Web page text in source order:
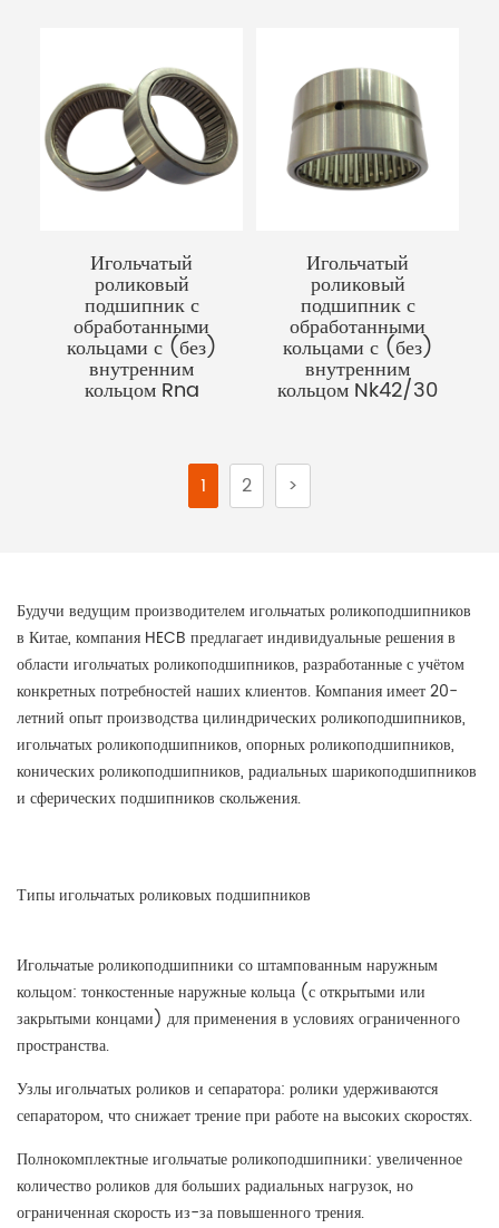
Игольчатый
роликовый
подшипник с
обработанными
кольцами с (без)
внутренним
кольцом Rna
Игольчатый
роликовый
подшипник с
обработанными
кольцами с (без)
внутренним
кольцом Nk42/30
1 2 >
Будучи ведущим производителем игольчатых роликоподшипников
в Китае, компания HECB предлагает индивидуальные решения в
области игольчатых роликоподшипников, разработанные с учётом
конкретных потребностей наших клиентов. Компания имеет 20-
летний опыт производства цилиндрических роликоподшипников,
игольчатых роликоподшипников, опорных роликоподшипников,
конических роликоподшипников, радиальных шарикоподшипников
и сферических подшипников скольжения.
Типы игольчатых роликовых подшипников
Игольчатые роликоподшипники со штампованным наружным
кольцом: тонкостенные наружные кольца (с открытыми или
закрытыми концами) для применения в условиях ограниченного
пространства.
Узлы игольчатых роликов и сепаратора: ролики удерживаются
сепаратором, что снижает трение при работе на высоких скоростях.
Полнокомплектные игольчатые роликоподшипники: увеличенное
количество роликов для больших радиальных нагрузок, но
ограниченная скорость из-за повышенного трения.